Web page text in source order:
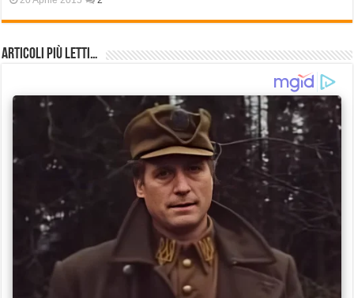
Articoli più Letti…